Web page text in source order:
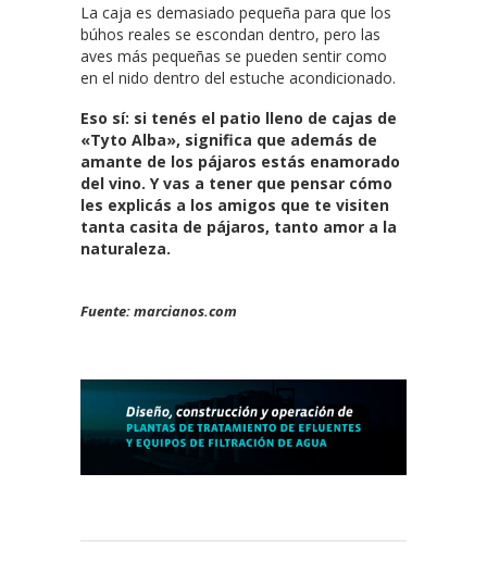
La caja es demasiado pequeña para que los
búhos reales se escondan dentro, pero las
aves más pequeñas se pueden sentir como
en el nido dentro del estuche acondicionado.
Eso sí: si tenés el patio lleno de cajas de
«Tyto Alba», significa que además de
amante de los pájaros estás enamorado
del vino. Y vas a tener que pensar cómo
les explicás a los amigos que te visiten
tanta casita de pájaros, tanto amor a la
naturaleza.
Fuente: marcianos.com